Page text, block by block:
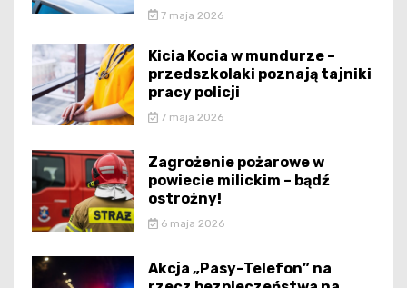
7 maja 2026
Kicia Kocia w mundurze –
przedszkolaki poznają tajniki
pracy policji
7 maja 2026
Zagrożenie pożarowe w
powiecie milickim – bądź
ostrożny!
6 maja 2026
Akcja „Pasy–Telefon” na